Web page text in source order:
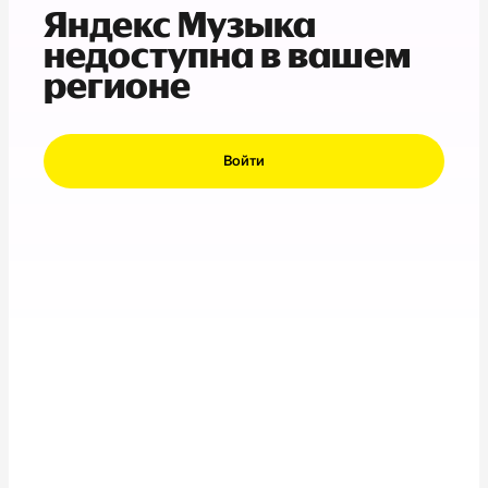
Яндекс Музыка
недоступна в вашем
регионе
Войти